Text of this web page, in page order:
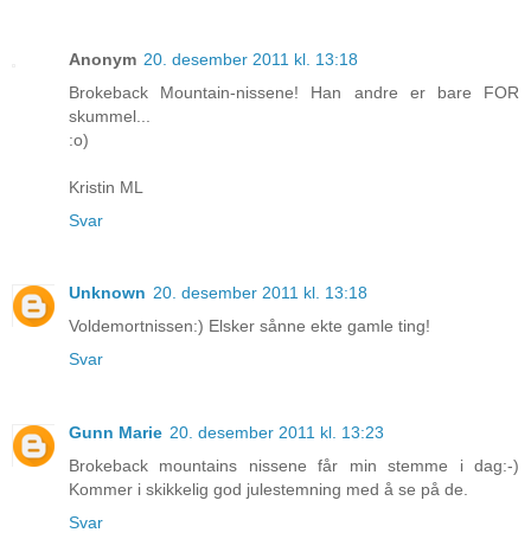
Anonym 20. desember 2011 kl. 13:18
Brokeback Mountain-nissene! Han andre er bare FOR
skummel...
:o)
Kristin ML
Svar
Unknown 20. desember 2011 kl. 13:18
Voldemortnissen:) Elsker sånne ekte gamle ting!
Svar
Gunn Marie 20. desember 2011 kl. 13:23
Brokeback mountains nissene får min stemme i dag:-)
Kommer i skikkelig god julestemning med å se på de.
Svar